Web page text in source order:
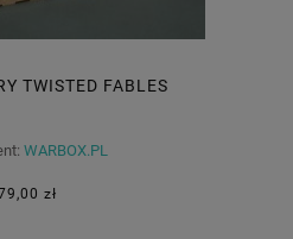
TWISTED FABLES
WARBOX.PL
zł